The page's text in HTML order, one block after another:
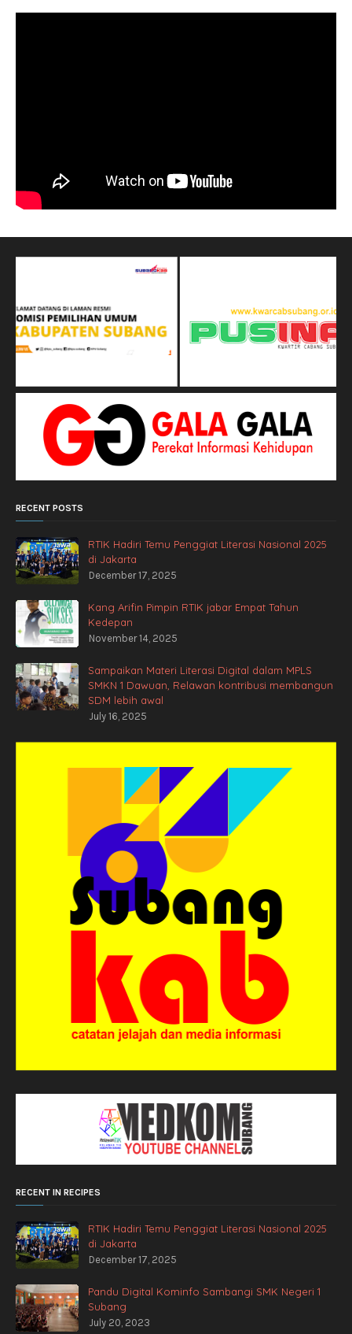
RECENT POSTS
RTIK Hadiri Temu Penggiat Literasi Nasional 2025
di Jakarta
December 17, 2025
Kang Arifin Pimpin RTIK jabar Empat Tahun
Kedepan
November 14, 2025
Sampaikan Materi Literasi Digital dalam MPLS
SMKN 1 Dawuan, Relawan kontribusi membangun
SDM lebih awal
July 16, 2025
RECENT IN RECIPES
RTIK Hadiri Temu Penggiat Literasi Nasional 2025
di Jakarta
December 17, 2025
Pandu Digital Kominfo Sambangi SMK Negeri 1
Subang
July 20, 2023